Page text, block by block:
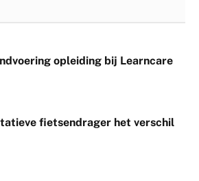
opleiding bij Learncare
fietsendrager het verschil